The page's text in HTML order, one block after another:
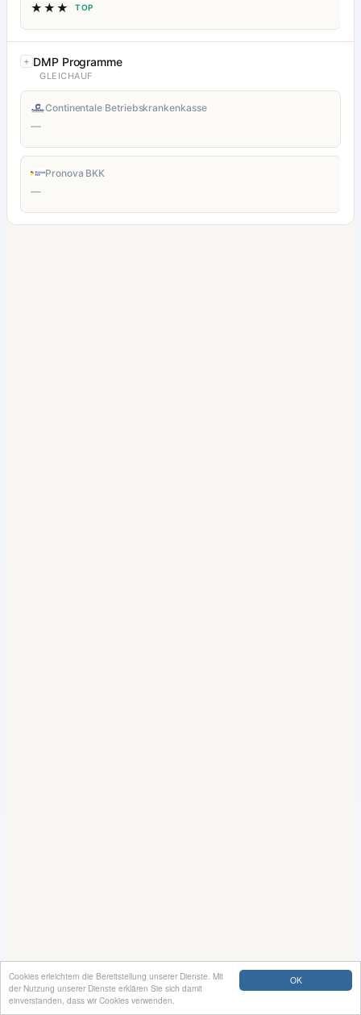
OK
Cookies erleichtern die Bereitstellung unserer Dienste. Mit
der Nutzung unserer Dienste erklären Sie sich damit
einverstanden, dass wir Cookies verwenden.
★★★ TOP
DMP Programme
GLEICHAUF
Continentale Betriebskrankenkasse
—
Pronova BKK
—